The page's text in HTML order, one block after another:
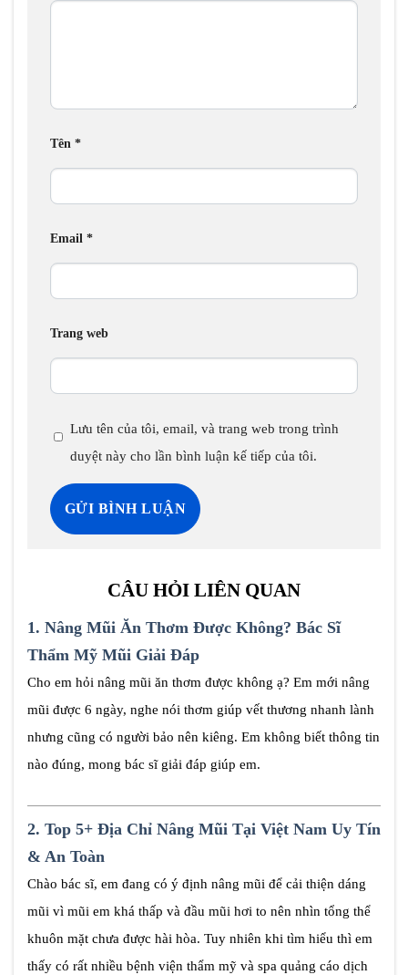
Tên *
Email *
Trang web
Lưu tên của tôi, email, và trang web trong trình
duyệt này cho lần bình luận kế tiếp của tôi.
CÂU HỎI LIÊN QUAN
1. Nâng Mũi Ăn Thơm Được Không? Bác Sĩ
Thẩm Mỹ Mũi Giải Đáp
Cho em hỏi nâng mũi ăn thơm được không ạ? Em mới nâng
mũi được 6 ngày, nghe nói thơm giúp vết thương nhanh lành
nhưng cũng có người bảo nên kiêng. Em không biết thông tin
nào đúng, mong bác sĩ giải đáp giúp em.
2. Top 5+ Địa Chỉ Nâng Mũi Tại Việt Nam Uy Tín
& An Toàn
Chào bác sĩ, em đang có ý định nâng mũi để cải thiện dáng
mũi vì mũi em khá thấp và đầu mũi hơi to nên nhìn tổng thể
khuôn mặt chưa được hài hòa. Tuy nhiên khi tìm hiểu thì em
thấy có rất nhiều bệnh viện thẩm mỹ và spa quảng cáo dịch